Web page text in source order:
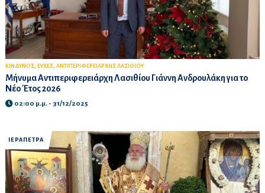
ΚΙΝΔΥΝΟΣ, ΕΥΧΕΣ, ΑΝΤΙΠΕΡΙΦΕΡΕΙΑΡΧΗΣ ΛΑΣΙΘΙΟΥ
Μήνυμα Αντιπεριφερειάρχη Λασιθίου Γιάννη Ανδρουλάκη για το
Νέο Έτος 2026
02:00 μ.μ. - 31/12/2025
ΙΕΡΑΠΕΤΡΑ